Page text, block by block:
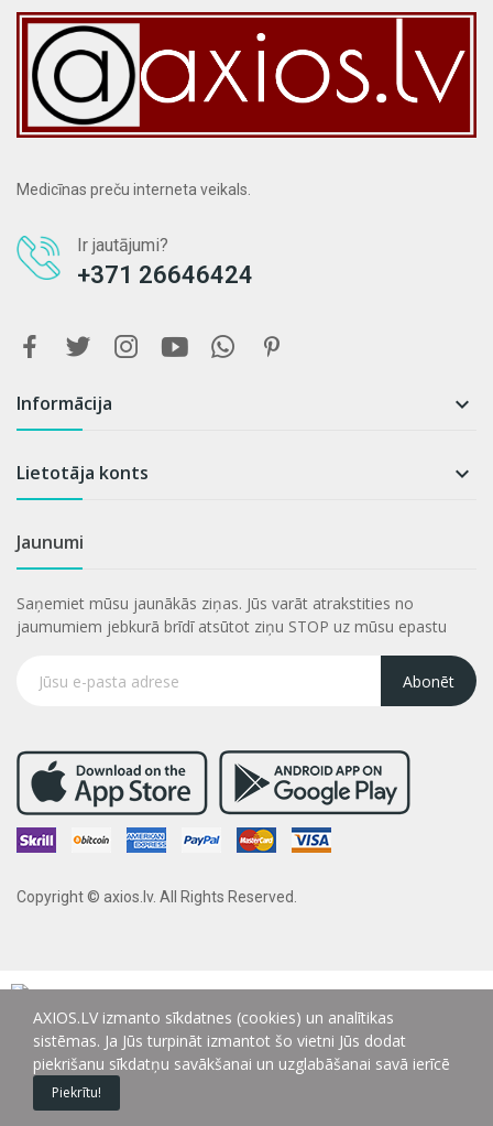
Medicīnas preču interneta veikals.
Ir jautājumi?
+371 26646424
Informācija 
Lietotāja konts 
Jaunumi
Saņemiet mūsu jaunākās ziņas. Jūs varāt atrakstities no
jaumumiem jebkurā brīdī atsūtot ziņu STOP uz mūsu epastu
Abonēt
Copyright © axios.lv. All Rights Reserved.
AXIOS.LV izmanto sīkdatnes (cookies) un analītikas
sistēmas. Ja Jūs turpināt izmantot šo vietni Jūs dodat
piekrišanu sīkdatņu savākšanai un uzglabāšanai savā ierīcē
Piekrītu!